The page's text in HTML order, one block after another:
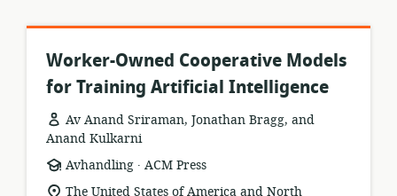
Worker-Owned Cooperative Models
for Training Artificial Intelligence
Av Anand Sriraman, Jonathan Bragg, and
Anand Kulkarni
resursformat:
Avhandling .
utgivare:
ACM Press
relevant
The United States of America and North